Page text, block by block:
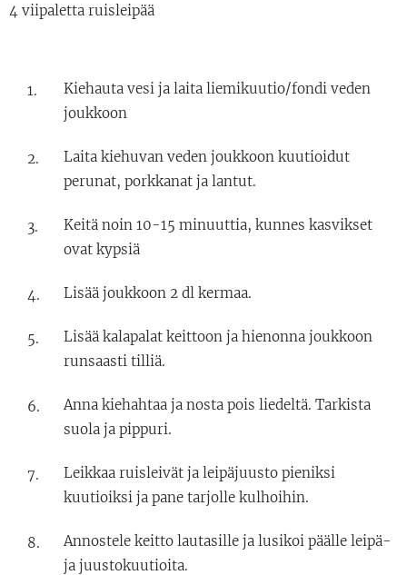
4 viipaletta ruisleipää
Kiehauta vesi ja laita liemikuutio/fondi veden
joukkoon
Laita kiehuvan veden joukkoon kuutioidut
perunat, porkkanat ja lantut.
Keitä noin 10-15 minuuttia, kunnes kasvikset
ovat kypsiä
Lisää joukkoon 2 dl kermaa.
Lisää kalapalat keittoon ja hienonna joukkoon
runsaasti tilliä.
Anna kiehahtaa ja nosta pois liedeltä. Tarkista
suola ja pippuri.
Leikkaa ruisleivät ja leipäjuusto pieniksi
kuutioiksi ja pane tarjolle kulhoihin.
Annostele keitto lautasille ja lusikoi päälle leipä-
ja juustokuutioita.